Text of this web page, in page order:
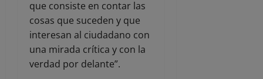
que consiste en contar las
cosas que suceden y que
interesan al ciudadano con
una mirada crítica y con la
verdad por delante”.